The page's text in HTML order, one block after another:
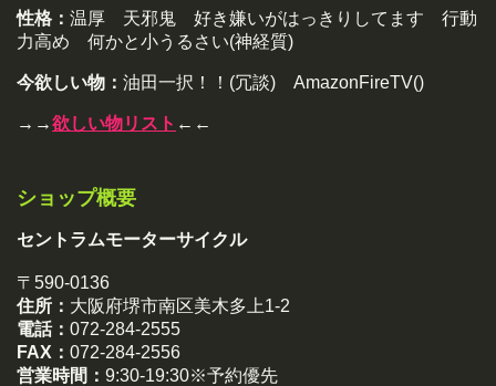
性格： 温厚 天邪鬼 好き嫌いがはっきりしてます 行動
力高め 何かと小うるさい(神経質)
今欲しい物： 油田一択！！(冗談) AmazonFireTV()
→→欲しい物リスト ←←
ショップ概要
セントラムモーターサイクル
〒590-0136
住所： 大阪府堺市南区美木多上1-2
電話： 072-284-2555
FAX： 072-284-2556
営業時間： 9:30-19:30※予約優先